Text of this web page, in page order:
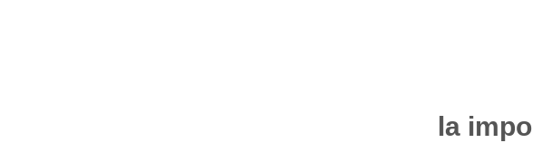
la